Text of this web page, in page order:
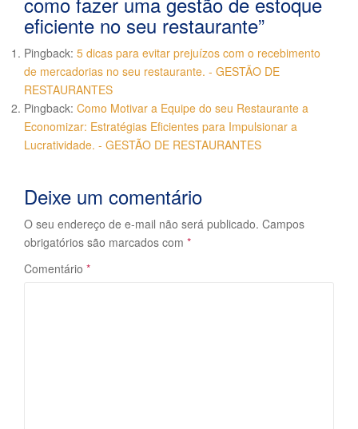
eficiente no seu restaurante”
Pingback: 5 dicas para evitar prejuízos com o recebimento
de mercadorias no seu restaurante. - GESTÃO DE
RESTAURANTES
Pingback: Como Motivar a Equipe do seu Restaurante a
Economizar: Estratégias Eficientes para Impulsionar a
Lucratividade. - GESTÃO DE RESTAURANTES
Deixe um comentário
O seu endereço de e-mail não será publicado. Campos
obrigatórios são marcados com *
Comentário *